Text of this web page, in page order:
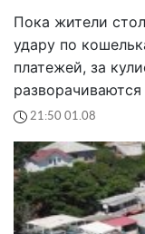
Пока жители
удару по
платежей, за
21:50 01.08